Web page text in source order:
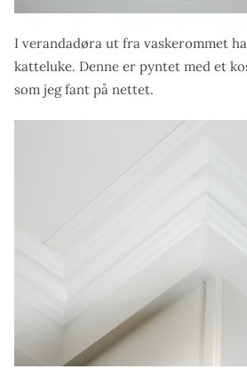
I verandadøra ut fra vaskerommet
katteluke. Denne er pyntet med et
som jeg fant på nettet.